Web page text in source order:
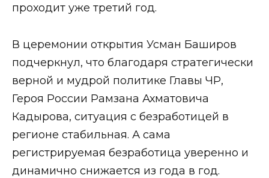
проходит уже третий год.
В церемонии открытия Усман Баширов
подчеркнул, что благодаря стратегически
верной и мудрой политике Главы ЧР,
Героя России Рамзана Ахматовича
Кадырова, ситуация с безработицей в
регионе стабильная. А сама
регистрируемая безработица уверенно и
динамично снижается из года в год.